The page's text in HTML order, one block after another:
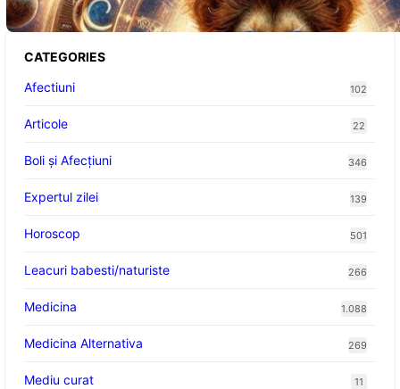
CATEGORIES
Afectiuni
102
Articole 22
Boli și Afecțiuni 346
Expertul zilei 139
Horoscop 501
Leacuri babesti/naturiste 266
Medicina 1.088
Medicina Alternativa 269
Mediu curat 11